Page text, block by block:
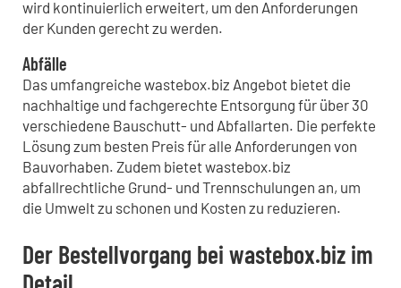
wird kontinuierlich erweitert, um den Anforderungen
der Kunden gerecht zu werden.
Abfälle
Das umfangreiche wastebox.biz Angebot bietet die
nachhaltige und fachgerechte Entsorgung für über 30
verschiedene Bauschutt- und Abfallarten. Die perfekte
Lösung zum besten Preis für alle Anforderungen von
Bauvorhaben. Zudem bietet wastebox.biz
abfallrechtliche Grund- und Trennschulungen an, um
die Umwelt zu schonen und Kosten zu reduzieren.
Der Bestellvorgang bei wastebox.biz im